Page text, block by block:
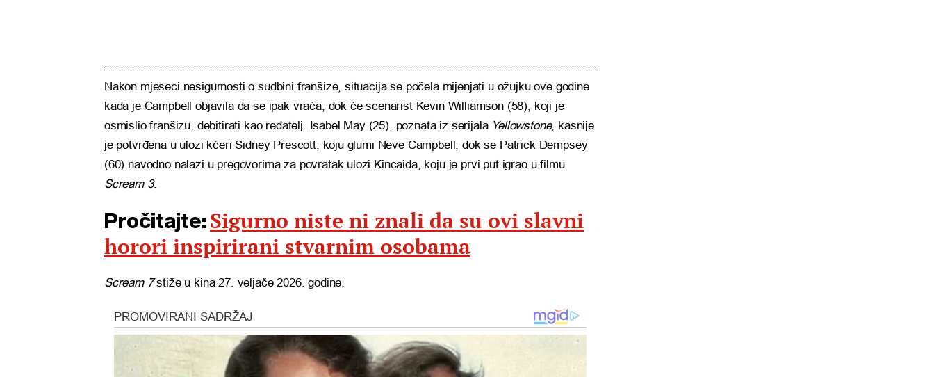
Nakon mjeseci nesigurnosti o sudbini franšize, situacija se počela mijenjati u ožujku ove godine
kada je Campbell objavila da se ipak vraća, dok će scenarist Kevin Williamson (58), koji je
osmislio franšizu, debitirati kao redatelj. Isabel May (25), poznata iz serijala Yellowstone, kasnije
je potvrđena u ulozi kćeri Sidney Prescott, koju glumi Neve Campbell, dok se Patrick Dempsey
(60) navodno nalazi u pregovorima za povratak ulozi Kincaida, koju je prvi put igrao u filmu
Scream 3.
Pročitajte: Sigurno niste ni znali da su ovi slavni
horori inspirirani stvarnim osobama
Scream 7stiže u kina 27. veljače 2026. godine.